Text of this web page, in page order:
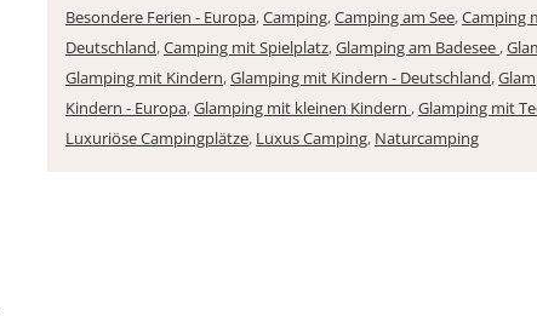
Besondere Ferien - Europa,Camping,Camping am See,Camping
Deutschland,Camping mit Spielplatz,Glamping am Badesee ,
Glamping mit Kindern,Glamping mit Kindern - Deutschland,
Kindern - Europa,Glamping mit kleinen Kindern ,Glamping mit
Luxuriöse Campingplätze, Luxus Camping, Naturcamping